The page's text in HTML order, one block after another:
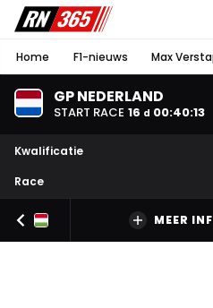
Home F1-nieuws Max
GP NEDERLAND
START RACE 16 d 00:40:12
Kwalificatie
Race
MEER